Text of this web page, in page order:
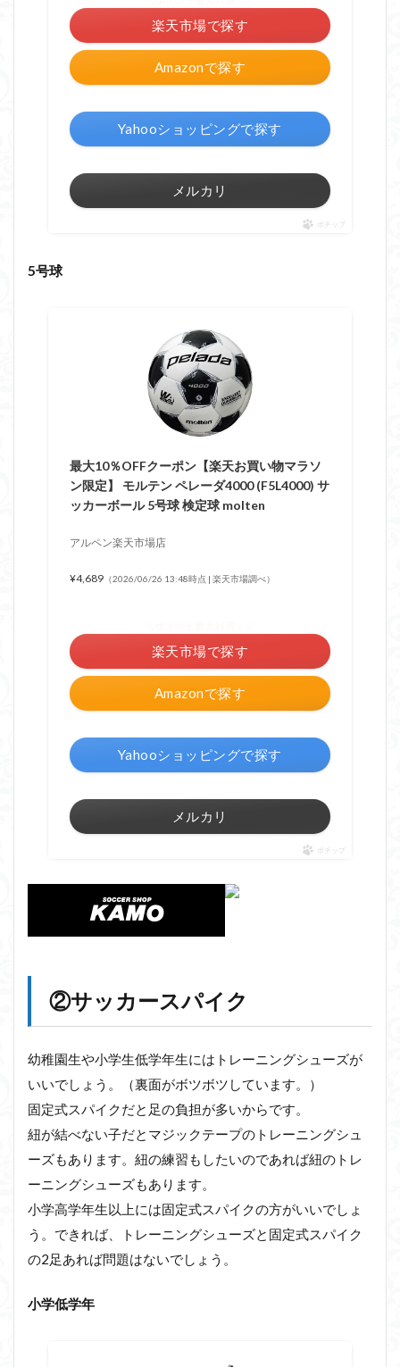
Amazonで探す
楽天市場で探す
Yahooショッピングで探す
メルカリ
ポチップ
5号球
最大10％OFFクーポン【楽天お買い物マラソ
ン限定】 モルテン ペレーダ4000 (F5L4000) サ
ッカーボール 5号球 検定球 molten
アルペン楽天市場店
¥4,689 （2026/06/26 13:48時点 | 楽天市場調べ）
Amazonで探す
楽天市場で探す
Yahooショッピングで探す
メルカリ
ポチップ
②サッカースパイク
幼稚園生や小学生低学年生にはトレーニングシューズが
いいでしょう。（裏面がボツボツしています。）
固定式スパイクだと足の負担が多いからです。
紐が結べない子だとマジックテープのトレーニングシュ
ーズもあります。紐の練習もしたいのであれば紐のトレ
ーニングシューズもあります。
小学高学年生以上には固定式スパイクの方がいいでしょ
う。できれば、トレーニングシューズと固定式スパイク
の2足あれば問題はないでしょう。
小学低学年